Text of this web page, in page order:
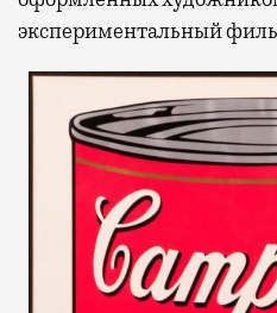
экспериментальный